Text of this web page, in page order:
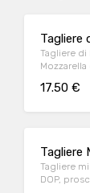
Tagliere
Tagliere di
Mozzarella
17.50 €
Tagliere
Tagliere
DOP,